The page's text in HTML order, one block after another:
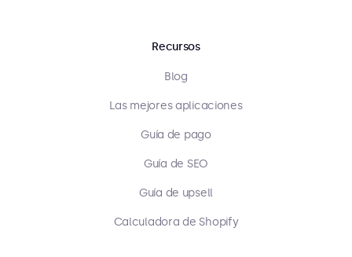
Recursos
Blog
Las mejores aplicaciones
Guía de pago
Guía de SEO
Guía de upsell
Calculadora de Shopify